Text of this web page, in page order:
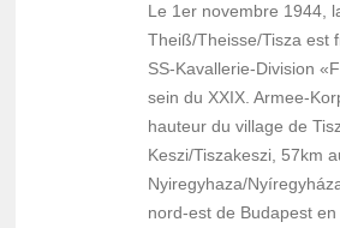
Le 1er novembre 1944,
Theiß/Theisse/Tisza est
SS-Kavallerie-Division
sein du XXIX. Armee-
hauteur du village de
Keszi/Tiszakeszi, 57km
Nyiregyhaza/
nord-est de Budapest en